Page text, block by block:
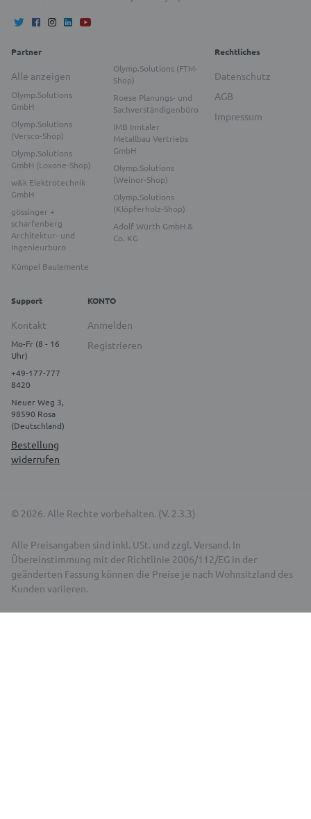
Partner
Alle anzeigen
Olymp.Solutions
GmbH
Olymp.Solutions
(Versco-Shop)
Olymp.Solutions
GmbH (Loxone-Shop)
w&k Elektrotechnik
GmbH
gössinger +
scharfenberg
Architektur- und
Ingenieurbüro
Kümpel Baulemente
Olymp.Solutions (FTM-
Shop)
Roese Planungs- und
Sachverständigenbüro
IMB Inntaler
Metallbau Vertriebs
GmbH
Olymp.Solutions
(Weinor-Shop)
Olymp.Solutions
(Klöpferholz-Shop)
Adolf Würth GmbH &
Co. KG
Rechtliches
Datenschutz
AGB
Impressum
Support
Kontakt
Mo-Fr (8 - 16
Uhr)
+49-177-777
8420
Neuer Weg 3,
98590 Rosa
(Deutschland)
Bestellung
widerrufen
KONTO
Anmelden
Registrieren
© 2026. Alle Rechte vorbehalten. (V. 2.3.3)
Alle Preisangaben sind inkl. USt. und zzgl. Versand. In
Übereinstimmung mit der Richtlinie 2006/112/EG in der
geänderten Fassung können die Preise je nach Wohnsitzland des
Kunden variieren.